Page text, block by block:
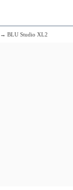
→ BLU Studio XL2